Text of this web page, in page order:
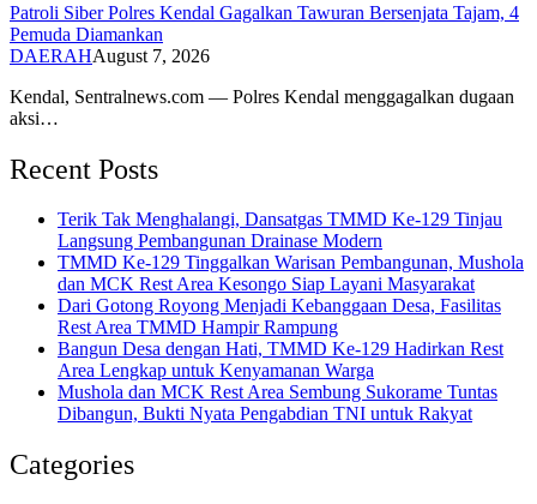
Patroli Siber Polres Kendal Gagalkan Tawuran Bersenjata Tajam, 4
Pemuda Diamankan
DAERAHAugust 7, 2026
Kendal, Sentralnews.com — Polres Kendal menggagalkan dugaan
aksi…
Recent Posts
Terik Tak Menghalangi, Dansatgas TMMD Ke-129 Tinjau
Langsung Pembangunan Drainase Modern
TMMD Ke-129 Tinggalkan Warisan Pembangunan, Mushola
dan MCK Rest Area Kesongo Siap Layani Masyarakat
Dari Gotong Royong Menjadi Kebanggaan Desa, Fasilitas
Rest Area TMMD Hampir Rampung
Bangun Desa dengan Hati, TMMD Ke-129 Hadirkan Rest
Area Lengkap untuk Kenyamanan Warga
Mushola dan MCK Rest Area Sembung Sukorame Tuntas
Dibangun, Bukti Nyata Pengabdian TNI untuk Rakyat
Categories